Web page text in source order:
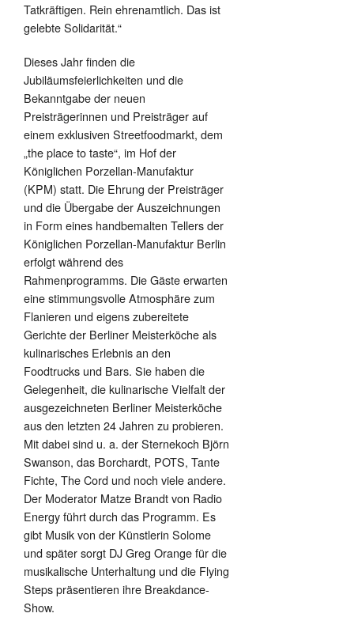
Tatkräftigen. Rein ehrenamtlich. Das ist
gelebte Solidarität.“
Dieses Jahr finden die
Jubiläumsfeierlichkeiten und die
Bekanntgabe der neuen
Preisträgerinnen und Preisträger auf
einem exklusiven Streetfoodmarkt, dem
„the place to taste“, im Hof der
Königlichen Porzellan-Manufaktur
(KPM) statt. Die Ehrung der Preisträger
und die Übergabe der Auszeichnungen
in Form eines handbemalten Tellers der
Königlichen Porzellan-Manufaktur Berlin
erfolgt während des
Rahmenprogramms. Die Gäste erwarten
eine stimmungsvolle Atmosphäre zum
Flanieren und eigens zubereitete
Gerichte der Berliner Meisterköche als
kulinarisches Erlebnis an den
Foodtrucks und Bars. Sie haben die
Gelegenheit, die kulinarische Vielfalt der
ausgezeichneten Berliner Meisterköche
aus den letzten 24 Jahren zu probieren.
Mit dabei sind u. a. der Sternekoch Björn
Swanson, das Borchardt, POTS, Tante
Fichte, The Cord und noch viele andere.
Der Moderator Matze Brandt von Radio
Energy führt durch das Programm. Es
gibt Musik von der Künstlerin Solome
und später sorgt DJ Greg Orange für die
musikalische Unterhaltung und die Flying
Steps präsentieren ihre Breakdance-
Show.